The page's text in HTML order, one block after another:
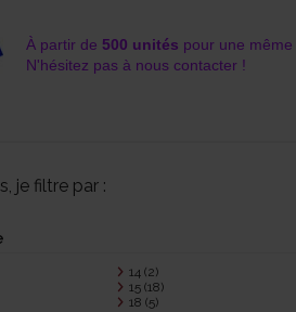
À partir de 500 unités pour une même
N'hésitez pas à nous contacter !
je filtre par :
14 (2)
15 (18)
18 (5)